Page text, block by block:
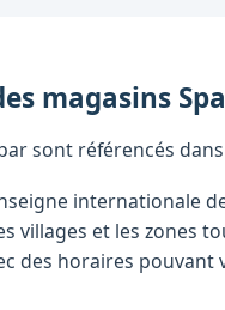
magasins
sont référencés
internationale
villages et les zones
des horaires